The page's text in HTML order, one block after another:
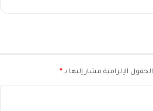
الحقول الإلزامية مشار إليها بـ *